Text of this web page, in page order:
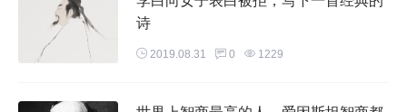
诗
2019.08.31 0 1229